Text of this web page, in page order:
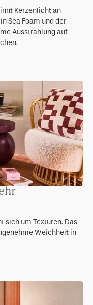
Kerzenlicht an
in Sea Foam und der
Ausstrahlung auf
sich um Texturen. Das
Weichheit in